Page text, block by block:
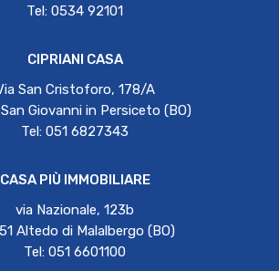
Tel: 0534 92101
CIPRIANI CASA
San Cristoforo, 178/A
Giovanni in Persiceto (BO)
Tel: 051 6827343
CASA PIÙ IMMOBILIARE
via Nazionale, 123b
Altedo di Malalbergo (BO)
Tel: 051 6601100